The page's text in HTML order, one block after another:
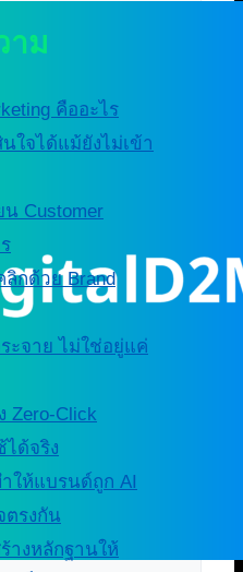
าม
คืออะไร
ใจได้แม้ยังไม่เข้า
น Customer
กด้วย Brand
ะจาย ไม่ใช่อยู่แค่
Zero-Click
ได้จริง
ให้แบรนด์ถูก AI
ตรงกัน
างหลักฐานให้